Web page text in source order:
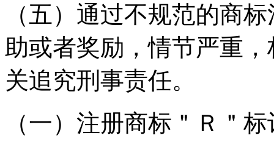
（五）通过不规范的商
助或者奖励，情节严重
关追究刑事责任。
（一）注册商标＂Ｒ＂